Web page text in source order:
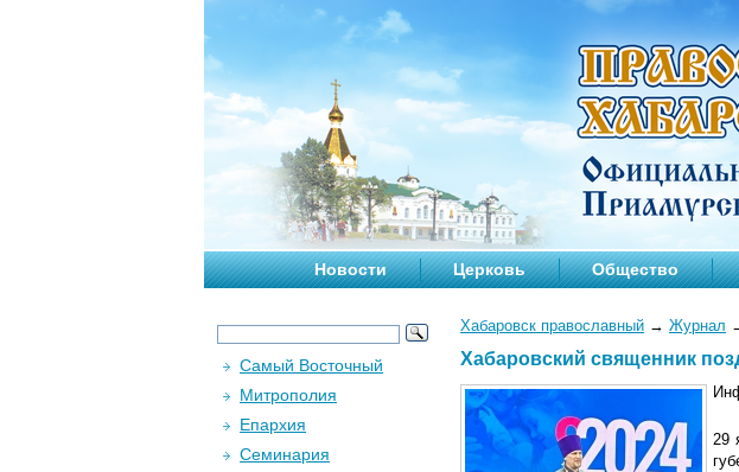
Новости Церковь Общество
Хабаровск православный → Журнал
Хабаровский священник
29
Самый Восточный
Митрополия
Епархия
Семинария